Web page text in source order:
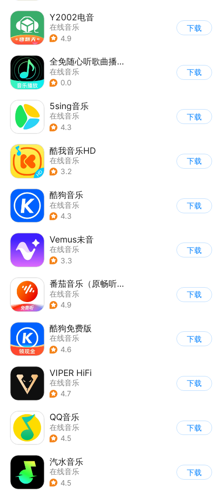
Y2002电音
在线音乐
4.9
下载
全免随心听歌曲播放器
在线音乐
0.0
下载
5sing音乐
在线音乐
4.3
下载
酷我音乐HD
在线音乐
3.2
下载
酷狗音乐
在线音乐
4.3
下载
Vemus未音
在线音乐
3.3
下载
番茄音乐（原畅听音乐）
在线音乐
4.9
下载
酷狗免费版
在线音乐
4.6
下载
VIPER HiFi
在线音乐
4.7
下载
QQ音乐
在线音乐
4.5
下载
汽水音乐
在线音乐
4.5
下载